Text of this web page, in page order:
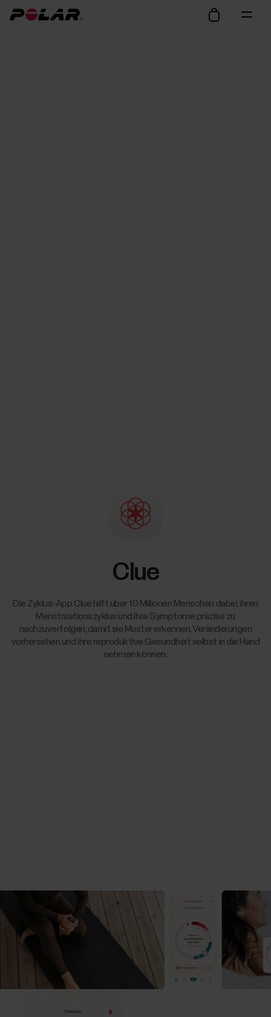
Clue
Die Zyklus-App Clue hilft über 10 Millionen Menschen dabei, ihren
Menstruationszyklus und ihre Symptome präzise zu
nachzuverfolgen, damit sie Muster erkennen, Veränderungen
vorhersehen und ihre reproduktive Gesundheit selbst in die Hand
nehmen können.